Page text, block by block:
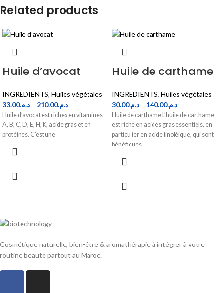
Related products
Huile d’avocat
INGREDIENTS, Huiles végétales
د.م.33.00 – د.م.210.00
Huile d’avocat est riches en vitamines
A, B, C, D, E, H, K, acide gras et en
protéines. C’est une
Huile de carthame
INGREDIENTS, Huiles végétales
د.م.30.00 – د.م.140.00
Huile de carthame L’huile de carthame
est riche en acides gras essentiels, en
particulier en acide linoléique, qui sont
bénéfiques
Cosmétique naturelle, bien-être & aromathérapie à intégrer à votre
routine beauté partout au Maroc.